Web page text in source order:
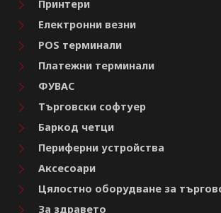
Принтери
Електронни везни
POS терминали
Платежни терминали
ФУВАС
Търговски софтуер
Баркод четци
Периферни устройства
Аксесоари
Цялостно оборудване за
За здравето